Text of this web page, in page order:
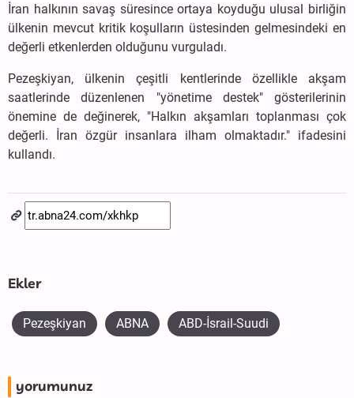
İran halkının savaş süresince ortaya koyduğu ulusal birliğin
ülkenin mevcut kritik koşulların üstesinden gelmesindeki en
değerli etkenlerden olduğunu vurguladı.
Pezeşkiyan, ülkenin çeşitli kentlerinde özellikle akşam
saatlerinde düzenlenen "yönetime destek" gösterilerinin
önemine de değinerek, "Halkın akşamları toplanması çok
değerli. İran özgür insanlara ilham olmaktadır." ifadesini
kullandı.
Ekler
Pezeşkiyan ABNA ABD-İsrail-Suudi
yorumunuz